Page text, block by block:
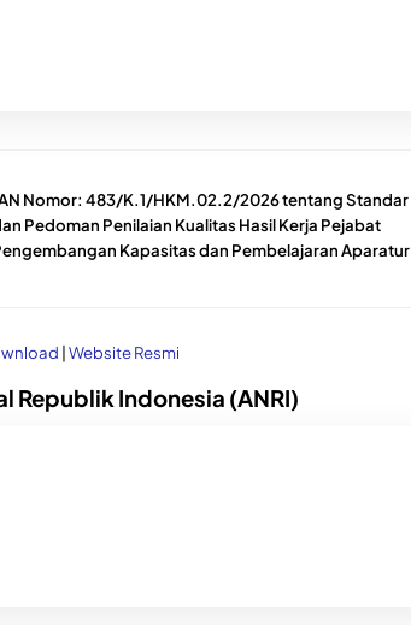
Nomor: 483/K.1/HKM.02.2/2026 tentang Standar
Pedoman Penilaian Kualitas Hasil Kerja Pejabat
Kapasitas dan Pembelajaran Aparatur
|Website Resmi
Republik Indonesia (ANRI)